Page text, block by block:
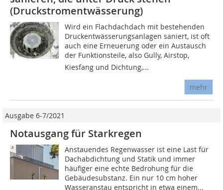
(Druckstromentwässerung)
Wird ein Flachdachdach mit bestehenden
Druckentwässerungsanlagen saniert, ist oft
auch eine Erneuerung oder ein Austausch
der Funktionsteile, also Gully, Airstop,
Kiesfang und Dichtung,...
mehr
Ausgabe 6-7/2021
Notausgang für Starkregen
Anstauendes Regenwasser ist eine Last für
Dachabdichtung und Statik und immer
häufiger eine echte Bedrohung für die
Gebäudesubstanz. Ein nur 10 cm hoher
Wasseranstau entspricht in etwa einem...